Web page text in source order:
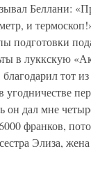
Беллани:
и
подготовки
в луккскую
тот
угодничестве
он дал мне
франков,
Элиза,